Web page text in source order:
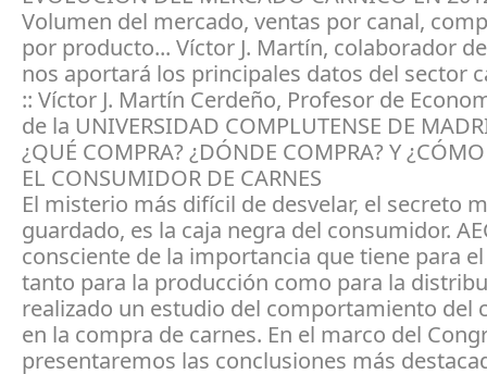
Volumen del mercado, ventas por canal,
por producto... Víctor J. Martín, colaborador de
nos aportará los principales datos del sector
:: Víctor J. Martín Cerdeño, Profesor de
de la UNIVERSIDAD COMPLUTENSE DE
¿QUÉ COMPRA? ¿DÓNDE COMPRA? Y
EL CONSUMIDOR DE CARNES
El misterio más difícil de desvelar, el secreto
guardado, es la caja negra del consumidor.
consciente de la importancia que tiene para
tanto para la producción como para la
realizado un estudio del comportamiento del
en la compra de carnes. En el marco del
presentaremos las conclusiones más